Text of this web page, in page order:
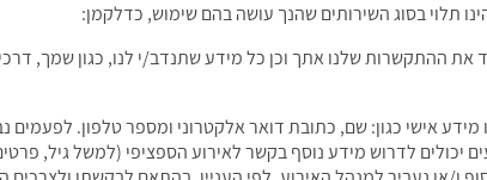
תלוי בסוג השירותים שהנך עושה בהם שימוש, כדלקמן:
את ההתקשרות שלנו אתך וכן כל מידע שתנדב/י לנו, כגון שמך,
אישי כגון: שם, כתובת דואר אלקטרוני ומספר טלפון. לפעמים
יכולים לדרוש מידע נוסף בקשר לאירוע הספציפי (למשל גיל,